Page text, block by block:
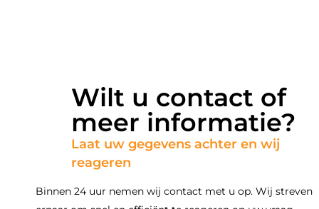
Wilt u contact of
meer informatie?
Laat uw gegevens achter en wij
reageren
Binnen 24 uur nemen wij contact met u op. Wij streven